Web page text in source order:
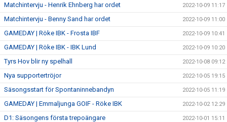
Matchintervju - Henrik Ehnberg har ordet 2022-10-09 11:17
Matchintervju - Benny Sand har ordet 2022-10-09 11:00
GAMEDAY | Röke IBK - Frosta IBF 2022-10-09 10:41
GAMEDAY | Röke IBK - IBK Lund 2022-10-09 10:20
Tyrs Hov blir ny spelhall 2022-10-08 09:12
Nya supportertröjor 2022-10-05 19:15
Säsongsstart för Spontaninnebandyn 2022-10-05 11:19
GAMEDAY | Emmaljunga GOIF - Röke IBK 2022-10-02 12:29
D1: Säsongens första trepoängare 2022-10-01 15:11